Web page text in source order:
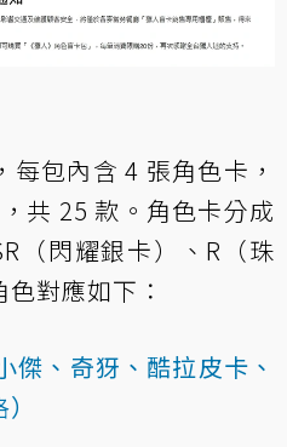
每包內含 4 張角色卡，
共 25 款。角色卡分成
（閃耀銀卡）、R（珠
對應如下：
傑、奇犽、酷拉皮卡、